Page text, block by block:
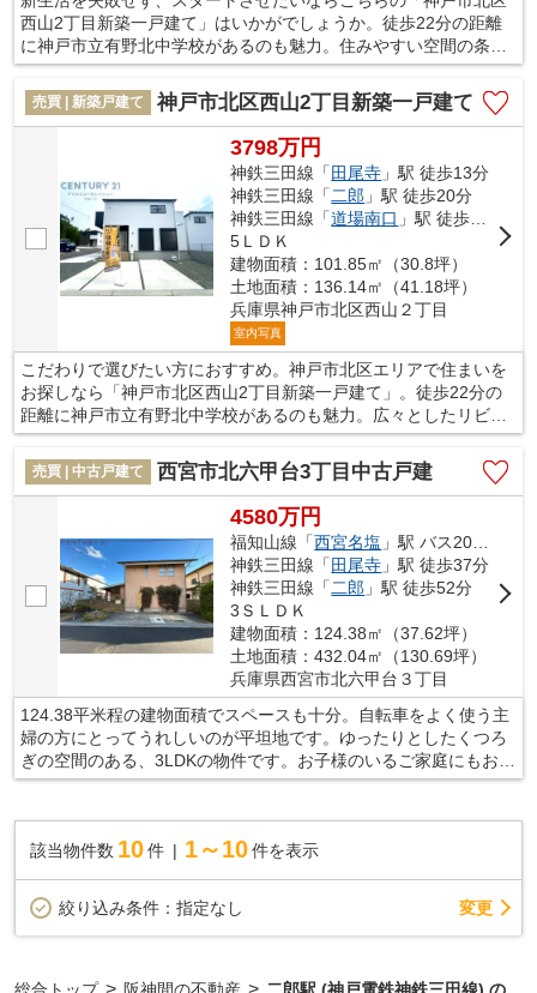
西山2丁目新築一戸建て」はいかがでしょうか。徒歩22分の距離
に神戸市立有野北中学校があるのも魅力。住みやすい空間の条件
の1つに前面道路が6m以上あるところを入れてみては。駅まで歩
いて行くことのできる、駅徒歩13分の物件です。神戸市北区での
住まい探しをサポート致します。ご希望の条件などがお決まりな
ら、当社スタッフまで是非お伝えください。お問い合わせをお待
売買 | 新築戸建て 神戸市北区西山2丁目新築一戸建て
3798万円
神鉄三田線「 田尾寺 」駅 徒歩13分
神鉄三田線「 二郎 」駅 徒歩20分
神鉄三田線「道場南口 」駅 徒歩29分
5ＬＤＫ
建物面積：101.85㎡（30.8坪）
土地面積：136.14㎡（41.18坪）
兵庫県神戸市北区西山２丁目
室内写真
こだわりで選びたい方におすすめ。神戸市北区エリアで住まいを
お探しなら「神戸市北区西山2丁目新築一戸建て」。徒歩22分の
距離に神戸市立有野北中学校があるのも魅力。広々としたリビン
グに充実設備のキッチンを備えた5LDK。建物面積101.85平米で
広々している物件です。不動産について何かご不明な点などがご
ざいましたら、神戸市北区に強い当社スタッフへとお問い合わせ
ください。しっかりとお応え致します。
売買 | 中古戸建て 西宮市北六甲台3丁目中古戸建
4580万円
福知山線「西宮名塩 」駅 バス20分 「北六甲台鍋倉公園前」 停歩3分
神鉄三田線「 田尾寺 」駅 徒歩37分
神鉄三田線「 二郎 」駅 徒歩52分
3ＳＬＤＫ
建物面積：124.38㎡（37.62坪）
土地面積：432.04㎡（130.69坪）
兵庫県西宮市北六甲台３丁目
124.38平米程の建物面積でスペースも十分。自転車をよく使う主
婦の方にとってうれしいのが平坦地です。ゆったりとしたくつろ
ぎの空間のある、3LDKの物件です。お子様のいるご家庭にもお勧
め。伸び伸びと生活できる中古戸建て物件がコチラです。住み良
ております。
該当物件数 10件 1～10 件を表示
絞り込み条件： 指定なし 変更
> >